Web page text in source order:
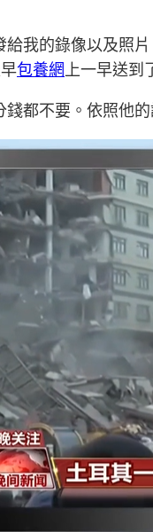
給我的錄像以及照
包養網上一早送到
錢都不要。依照他